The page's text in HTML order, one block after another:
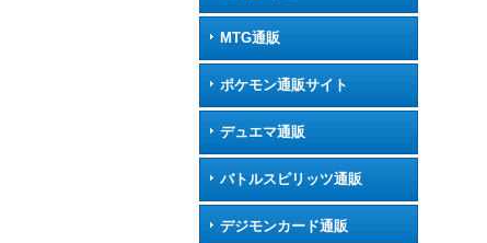
MTG通販
ポケモン通販サイト
デュエマ通販
バトルスピリッツ通販
デジモンカード通販